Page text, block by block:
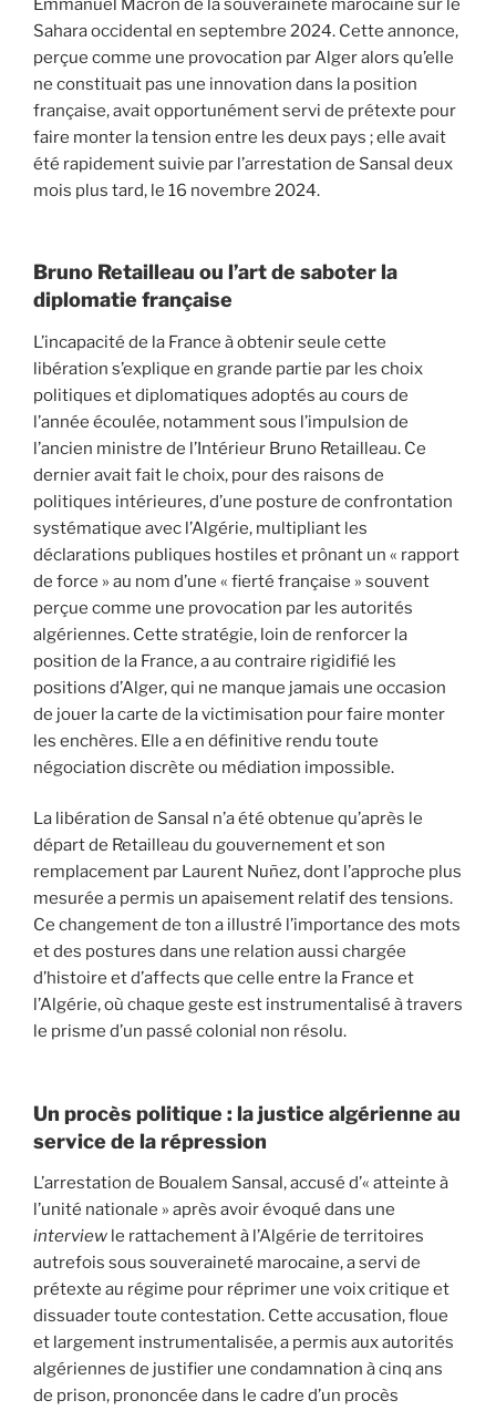
Sahara occidental en septembre 2024. Cette annonce,
perçue comme une provocation par Alger alors qu’elle
ne constituait pas une innovation dans la position
française, avait opportunément servi de prétexte pour
faire monter la tension entre les deux pays ; elle avait
été rapidement suivie par l’arrestation de Sansal deux
mois plus tard, le 16 novembre 2024.
Bruno Retailleau ou l’art de saboter la
diplomatie française
L’incapacité de la France à obtenir seule cette
libération s’explique en grande partie par les choix
politiques et diplomatiques adoptés au cours de
l’année écoulée, notamment sous l’impulsion de
l’ancien ministre de l’Intérieur Bruno Retailleau. Ce
dernier avait fait le choix, pour des raisons de
politiques intérieures, d’une posture de confrontation
systématique avec l’Algérie, multipliant les
déclarations publiques hostiles et prônant un « rapport
de force » au nom d’une « fierté française » souvent
perçue comme une provocation par les autorités
algériennes. Cette stratégie, loin de renforcer la
position de la France, a au contraire rigidifié les
positions d’Alger, qui ne manque jamais une occasion
de jouer la carte de la victimisation pour faire monter
les enchères. Elle a en définitive rendu toute
négociation discrète ou médiation impossible.
La libération de Sansal n’a été obtenue qu’après le
départ de Retailleau du gouvernement et son
remplacement par Laurent Nuñez, dont l’approche plus
mesurée a permis un apaisement relatif des tensions.
Ce changement de ton a illustré l’importance des mots
et des postures dans une relation aussi chargée
d’histoire et d’affects que celle entre la France et
l’Algérie, où chaque geste est instrumentalisé à travers
le prisme d’un passé colonial non résolu.
Un procès politique : la justice algérienne au
service de la répression
L’arrestation de Boualem Sansal, accusé d’« atteinte à
l’unité nationale » après avoir évoqué dans une
interview le rattachement à l’Algérie de territoires
autrefois sous souveraineté marocaine, a servi de
prétexte au régime pour réprimer une voix critique et
dissuader toute contestation. Cette accusation, floue
et largement instrumentalisée, a permis aux autorités
algériennes de justifier une condamnation à cinq ans
de prison, prononcée dans le cadre d’un procès